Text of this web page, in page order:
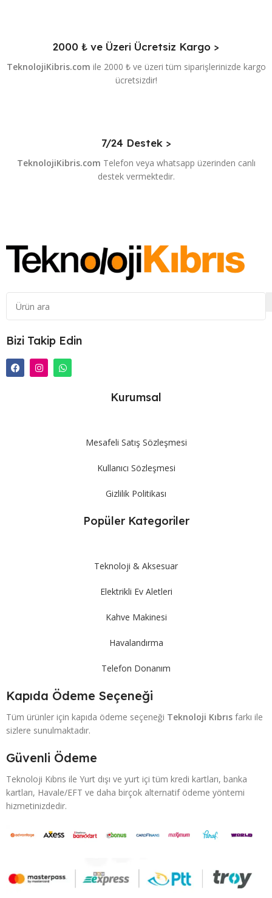
2000 ₺ ve Üzeri Ücretsiz Kargo >
TeknolojiKibris.com ile 2000 ₺ ve üzeri tüm siparişlerinizde kargo
ücretsizdir!
7/24 Destek >
TeknolojiKibris.com Telefon veya whatsapp üzerinden canlı
destek vermektedir.
Bizi Takip Edin
Kurumsal
Mesafeli Satış Sözleşmesi
Kullanıcı Sözleşmesi
Gizlilik Politikası
Popüler Kategoriler
Teknoloji & Aksesuar
Elektrikli Ev Aletleri
Kahve Makinesi
Havalandırma
Telefon Donanım
Kapıda Ödeme Seçeneği
Tüm ürünler için kapıda ödeme seçeneği Teknoloji Kıbrıs farkı ile
sizlere sunulmaktadır.
Güvenli Ödeme
Teknoloji Kıbrıs ile Yurt dışı ve yurt içi tüm kredi kartları, banka
kartları, Havale/EFT ve daha birçok alternatif ödeme yöntemi
hizmetinizdedir.